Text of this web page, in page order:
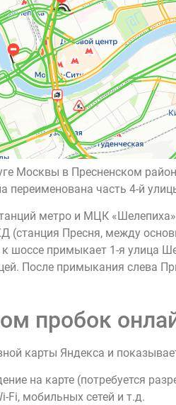
Москвы в Пресненском
переименована часть 4-й
метро и МЦК
Пресня, между
к шоссе примыкает 1-я
После примыкания слева
пробок
карты Яндекса и
на карте (потребуется
Fi, мобильных сетей и т.д.